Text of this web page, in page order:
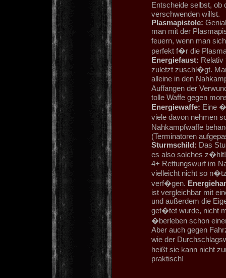
Entscheide selbst, ob
verschwenden willst.
Plasmapistole:
man mit der
feuern, wenn man
perfekt f�r die
Energiefaust: Relativ
zuletzt zuschl�gt.
alleine in den
Auffangen der
tolle Waffe gegen
Energiewaffe: Eine
viele davon nehmen
Nahkampfwaffe
(Terminatoren
Sturmschild: Das
es also solches
4+ Rettungswurf im
vielleicht nicht so
verf�gen.
ist vergleichbar mit
und außerdem die
get�tet wurde, nicht
�berleben schon
Aber auch gegen
wie der
heißt sie kann nicht
praktisch!